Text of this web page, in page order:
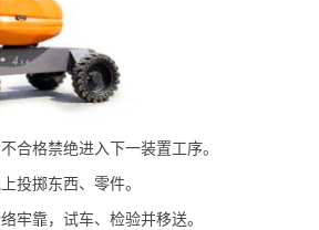
合格禁绝进入下一装置工序。
投掷东西、零件。
牢靠，试车、检验并移送。